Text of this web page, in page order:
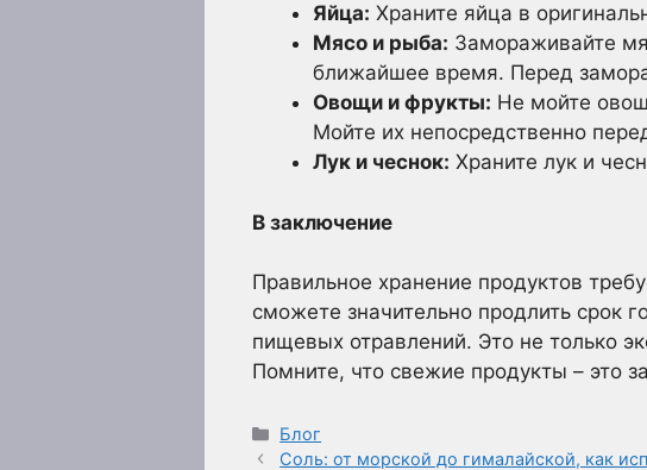
Яйца: Храните яйца в
Мясо и рыба: Замораживайте
ближайшее время. Перед
Овощи и фрукты: Не мойте
Мойте их непосредственно
Лук и чеснок: Храните лук и
В заключение
Правильное хранение продуктов
сможете значительно продлить срок
пищевых отравлений. Это не только
Помните, что свежие продукты – это
Рубрики
Блог
Соль: от морской до гималайской, как